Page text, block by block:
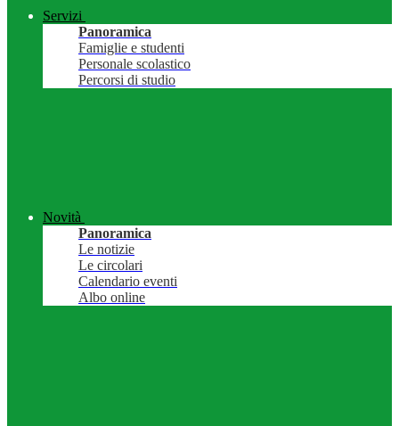
Servizi
Panoramica
Famiglie e studenti
Personale scolastico
Percorsi di studio
Novità
Panoramica
Le notizie
Le circolari
Calendario eventi
Albo online